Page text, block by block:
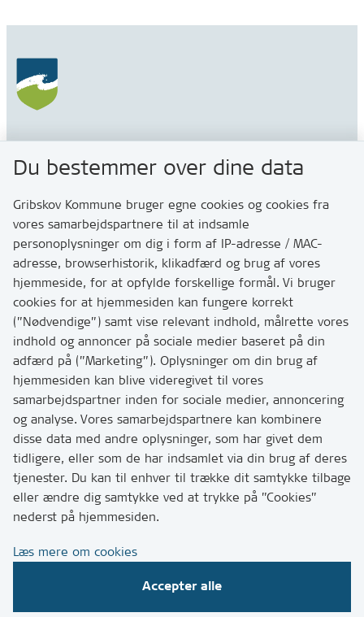
Gribskov Kommune
Rådhusvej 3
3200 Helsinge
Kontakt
Skriv til os via Digital Post
Har du brug for at komme i kontakt med os? Se her
hvordan
Tip os om huller i vejen eller andet
T:7249 6000
Bemærk: vi har mange opkald mellem kl. 10 og 11
Links
Tilgængelighedserklæring
Cookies
CVR, EAN og betaling
Følg os på sociale medier
Du bestemmer over dine data
Gribskov Kommune bruger egne cookies og cookies fra
vores samarbejdspartnere til at indsamle
personoplysninger om dig i form af IP-adresse / MAC-
adresse, browserhistorik, klikadfærd og brug af vores
hjemmeside, for at opfylde forskellige formål. Vi bruger
cookies for at hjemmesiden kan fungere korrekt
(”Nødvendige”) samt vise relevant indhold, målrette vores
indhold og annoncer på sociale medier baseret på din
adfærd på (”Marketing”). Oplysninger om din brug af
hjemmesiden kan blive videregivet til vores
samarbejdspartner inden for sociale medier, annoncering
og analyse. Vores samarbejdspartnere kan kombinere
disse data med andre oplysninger, som har givet dem
tidligere, eller som de har indsamlet via din brug af deres
tjenester. Du kan til enhver til trække dit samtykke tilbage
eller ændre dig samtykke ved at trykke på ”Cookies”
nederst på hjemmesiden.
Læs mere om cookies
Accepter alle